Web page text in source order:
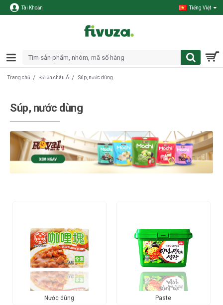
Tài Khoản Tiếng Việt
Trang chủ Đồ ăn châu Á Súp, nước dùng
Súp, nước dùng
Nước dùng Paste